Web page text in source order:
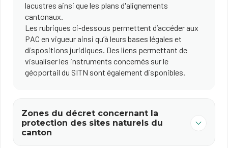
lacustres ainsi que les plans d'alignements
cantonaux.
Les rubriques ci-dessous permettent d’accéder aux
PAC en vigueur ainsi qu’à leurs bases légales et
dispositions juridiques. Des liens permettant de
visualiser les instruments concernés sur le
géoportail du SITN sont également disponibles.
Zones du décret concernant la
protection des sites naturels du
canton